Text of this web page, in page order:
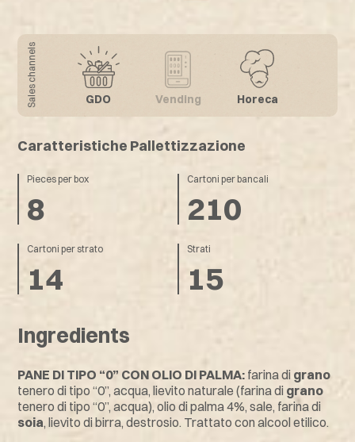
Sales channels GDO Vending Horeca
Ingredients
PANE DI TIPO “0” CON OLIO DI PALMA: farina di grano
tenero di tipo “0”, acqua, lievito naturale (farina di grano
tenero di tipo “0”, acqua), olio di palma 4%, sale, farina di
soia, lievito di birra, destrosio. Trattato con alcool etilico.
Caratteristiche Pallettizzazione
Pieces per box
8
Cartoni per bancali
210
Cartoni per strato
14
Strati
15